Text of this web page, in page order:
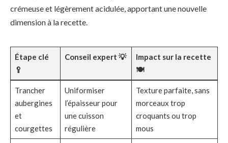
crémeuse et légèrement acidulée, apportant une nouvelle
dimension à la recette.
Étape clé
🥄
Conseil expert 💡
Impact sur la recette
🍽️
Trancher
aubergines
et
courgettes
Uniformiser
l’épaisseur pour
une cuisson
régulière
Texture parfaite, sans
morceaux trop
croquants ou trop
mous